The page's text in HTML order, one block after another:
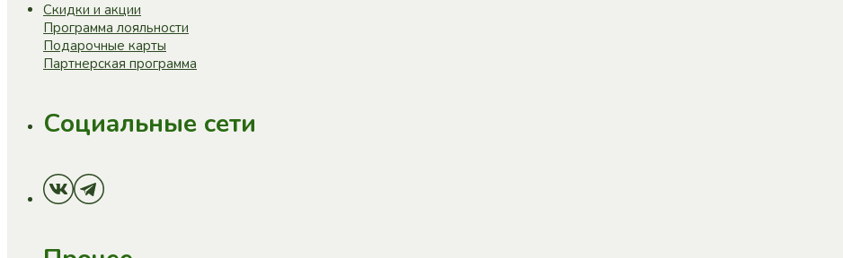
Скидки и акции
Программа лояльности
Подарочные карты
Партнерская программа
Социальные сети